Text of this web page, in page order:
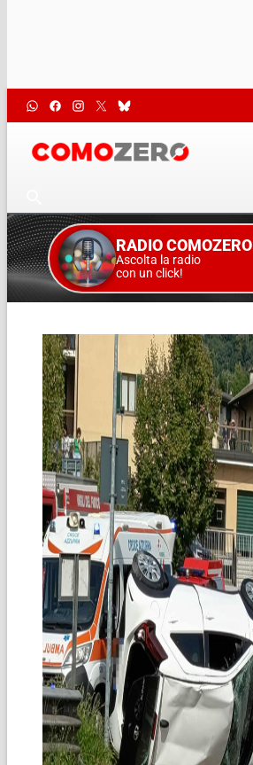
RADIO COMOZERO
Ascolta la radio
con un click!